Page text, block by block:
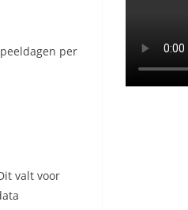
per
valt voor